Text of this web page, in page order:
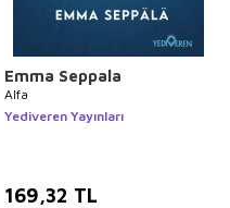
Emma Seppala
Alfa
Yediveren Yayınları
169,32 TL